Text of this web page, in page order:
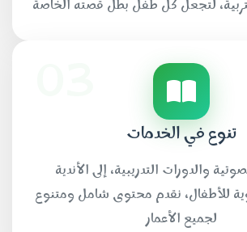
لتجعل كل طفل بطل قصته الخاصة
تنوع في الخدمات
والدورات التدريبية، إلى الأندية
للأطفال، نقدم محتوى شامل ومتنوع
لجميع الأعمار